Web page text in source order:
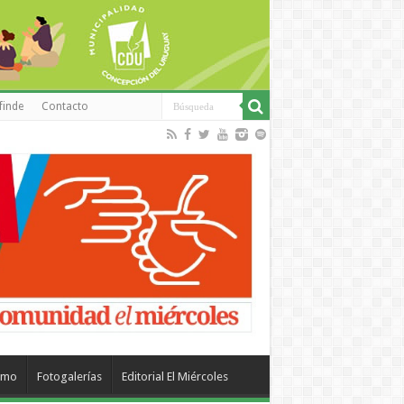
Contacto
Fotogalerías Editorial El Miércoles